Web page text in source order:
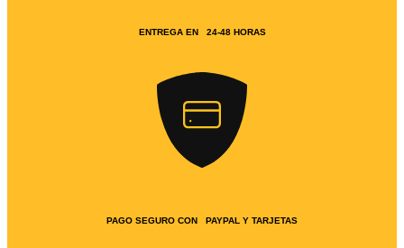
ENTREGA EN 24-48 HORAS
PAGO SEGURO CON PAYPAL Y TARJETAS